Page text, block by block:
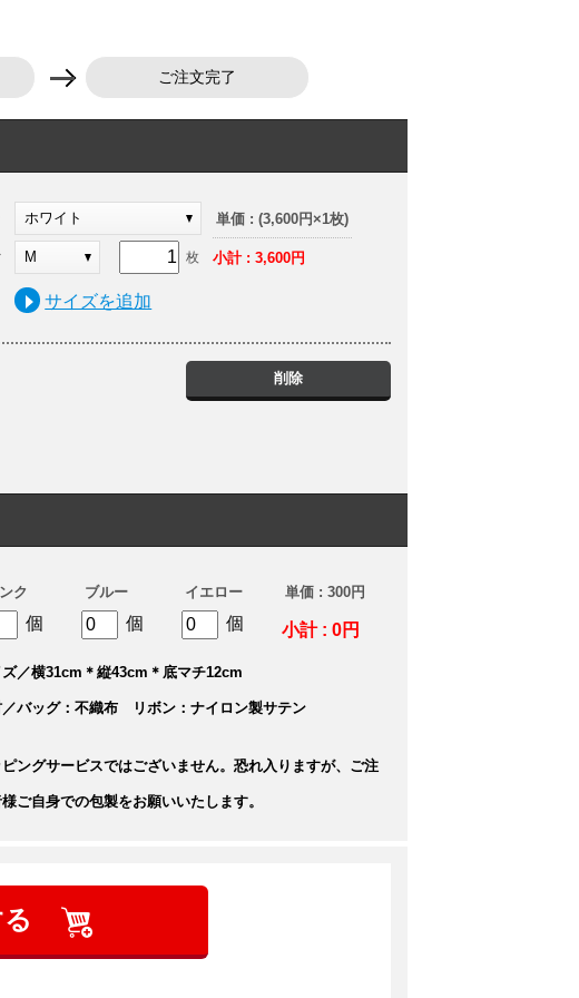
ご注文完了
ホワイト
M 枚
サイズを追加
単価 : (3,600円×1枚)
小計 : 3,600円
削除
ク
個
ブルー
個
イエロー
個
単価 : 300円
小計 : 0円
／横31cm＊縦43cm＊底マチ12cm
／バッグ：不織布 リボン：ナイロン製サテン
ピングサービスではございません。恐れ入りますが、ご注
ご自身での包製をお願いいたします。